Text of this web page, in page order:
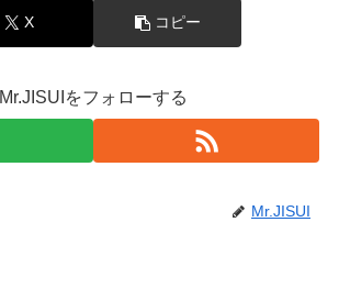
X コピー
Mr.JISUIをフォローする
Mr.JISUI